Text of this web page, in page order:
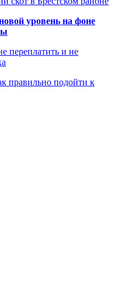
уровень на фоне
переплатить и не
правильно подойти к